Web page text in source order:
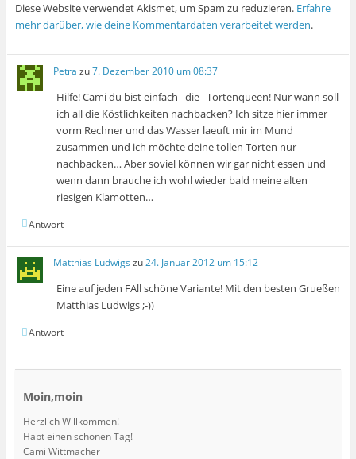
Diese Website verwendet Akismet, um Spam zu reduzieren. Erfahre
mehr darüber, wie deine Kommentardaten verarbeitet werden.
Petra zu7. Dezember 2010 um 08:37
Hilfe! Cami du bist einfach _die_ Tortenqueen! Nur wann soll
ich all die Köstlichkeiten nachbacken? Ich sitze hier immer
vorm Rechner und das Wasser laeuft mir im Mund
zusammen und ich möchte deine tollen Torten nur
nachbacken… Aber soviel können wir gar nicht essen und
wenn dann brauche ich wohl wieder bald meine alten
riesigen Klamotten…
Antwort
Matthias Ludwigs zu24. Januar 2012 um 15:12
Eine auf jeden FAll schöne Variante! Mit den besten Grueßen
Matthias Ludwigs ;-))
Antwort
Moin,moin
Herzlich Willkommen!
Habt einen schönen Tag!
Cami Wittmacher